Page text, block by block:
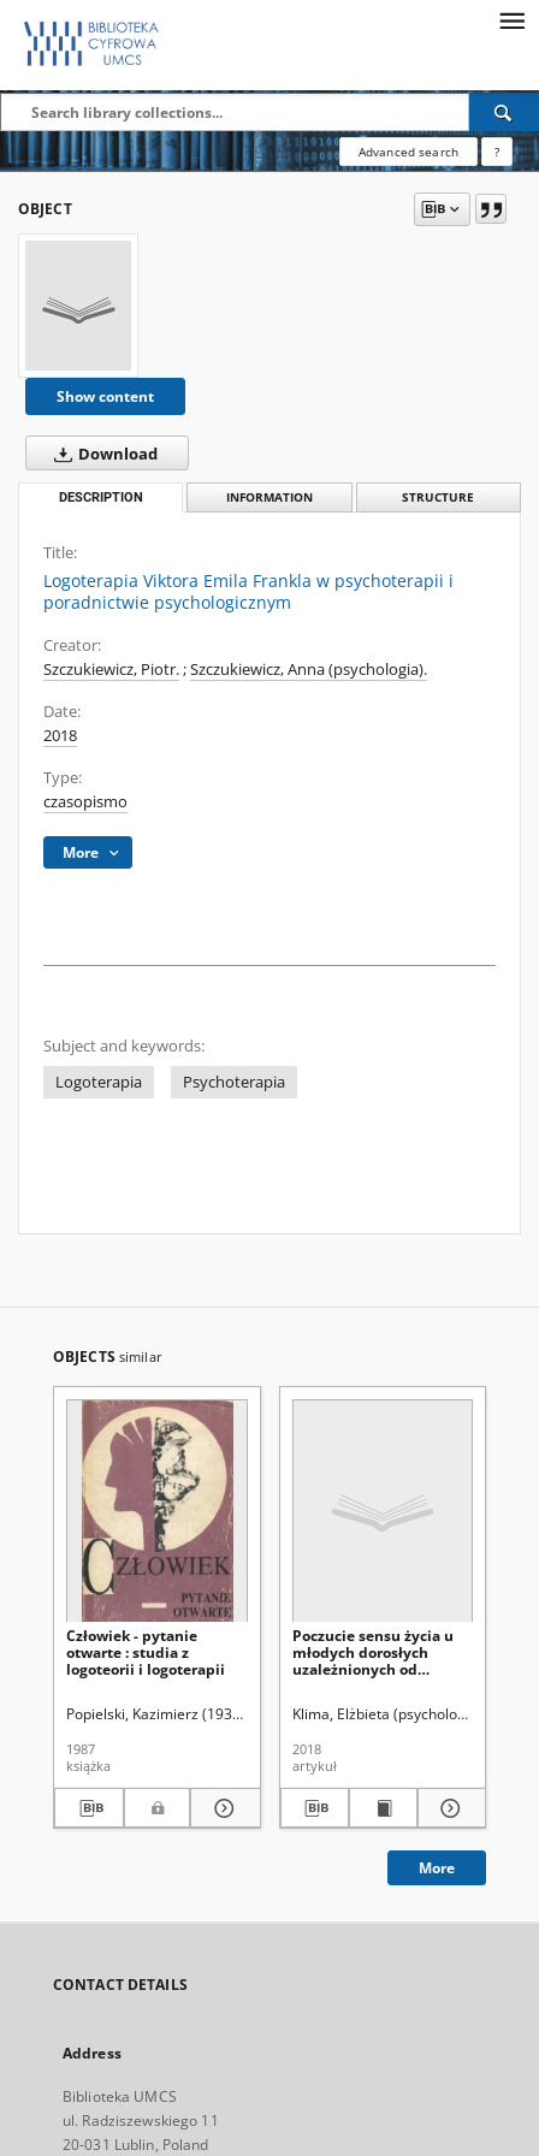
Advanced search ?
OBJECT
Show content
Download
DESCRIPTION INFORMATION STRUCTURE
Title:
Logoterapia Viktora Emila Frankla w psychoterapii i
poradnictwie psychologicznym
Creator:
Szczukiewicz, Piotr.;Szczukiewicz, Anna (psychologia).
Date:
2018
Type:
czasopismo
More
Subject and keywords:
Logoterapia
Psychoterapia
OBJECTS similar
Człowiek - pytanie
otwarte : studia z
logoteorii i logoterapii
Popielski, Kazimierz (1935- ). Red.
1987
książka
Poczucie sensu życia u
młodych dorosłych
uzależnionych od
psychoaktywnych w
trakcie terapii
Klima, Elżbieta (psychologia).
2018
artykuł
More
CONTACT DETAILS
Address
Biblioteka UMCS
ul. Radziszewskiego 11
20-031 Lublin, Poland